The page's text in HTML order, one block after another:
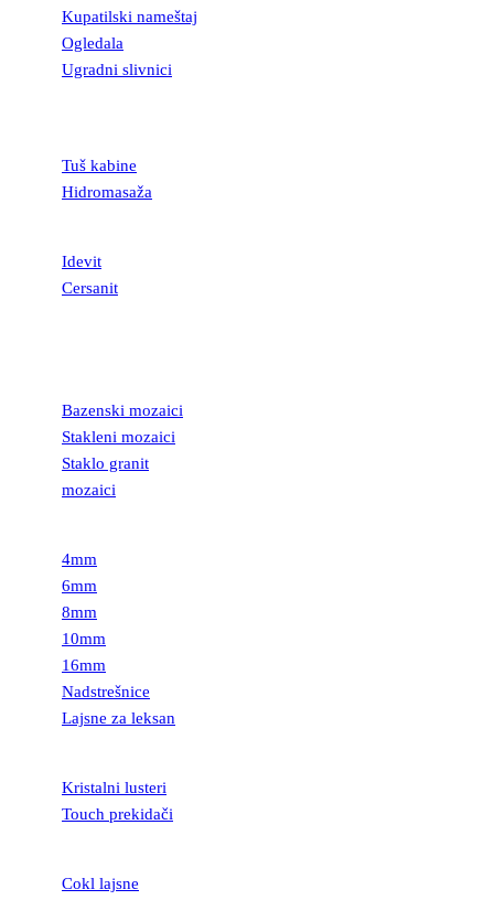
Kupatilski nameštaj
Ogledala
Ugradni slivnici
Tuš kabine
Hidromasaža
Idevit
Cersanit
Bazenski mozaici
Stakleni mozaici
Staklo granit
mozaici
4mm
6mm
8mm
10mm
16mm
Nadstrešnice
Lajsne za leksan
Kristalni lusteri
Touch prekidači
Cokl lajsne